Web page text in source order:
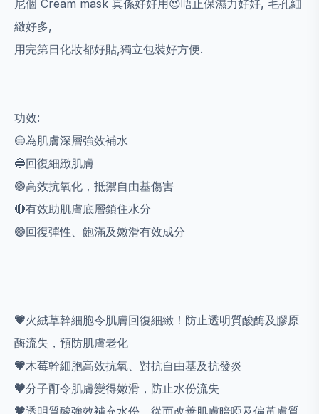
尼個 Cream mask 真係好好用😍唔止保濕力好好, 毛孔細
緻好多,
用完第日化妝都好貼,獨立包裝好方便.
功效:
🟡為肌膚深層強效補水
🔵回復細緻肌膚
🟢高效抗氧化，抵禦自由基傷害
🔴有效助肌膚底層鎖住水分
🟣回復彈性、飽滿及嫩滑有效成分
💗火絨草幹細胞令肌膚回復細緻！防止透明質酸酶及膠原
酶流失，預防肌膚老化
💗木莓幹細胞高效抗氧、對抗自由基及抗發炎
💗分子酊令肌膚變得嫩滑，防止水份流失
💗透明質酸強效補充水份，從而改善肌膚暗啞及偏黃膚質